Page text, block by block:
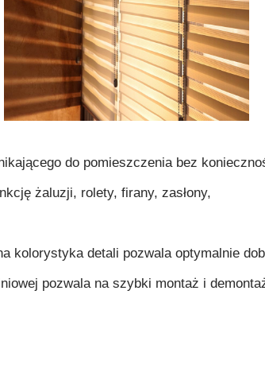
do pomieszczenia bez
żaluzji, rolety, firany, zasłony,
kolorystyka detali pozwala optymalnie
pozwala na szybki montaż i